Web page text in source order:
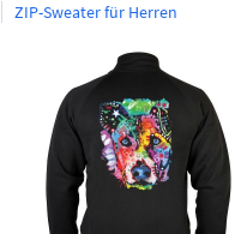
ZIP-Sweater für Herren